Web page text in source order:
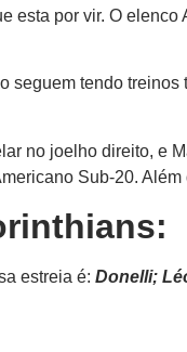
esta por vir. O
tendo
no joelho direito, e
Sub-20.
estreia é: Donelli;